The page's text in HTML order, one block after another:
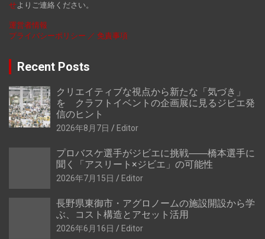
せよりご連絡ください。
運営者情報
プライバシーポリシー ／ 免責事項
Recent Posts
クリエイティブな視点から新たな「気づき」
を クラフトイベントの企画展に見るジビエ発
信のヒント
2026年8月7日 Editor
プロバスケ選手がジビエに挑戦――橋本選手に
聞く「アスリート×ジビエ」の可能性
2026年7月15日 Editor
長野県東御市・アグロノームの施設開設から学
ぶ、コスト構造とアセット活用
2026年6月16日 Editor